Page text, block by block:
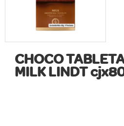
CHOCO
MILK LINDT